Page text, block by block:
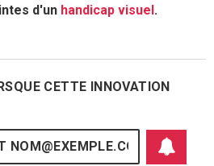
d'un handicap visuel .
CETTE INNOVATION